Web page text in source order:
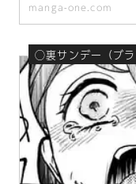
manga-one.com
◯裏サンデー（ブラ